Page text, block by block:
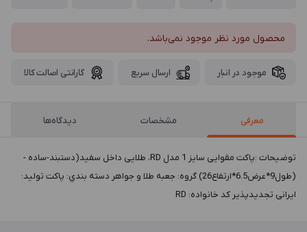
محصول مورد نظر موجود نمی‌باشد.
موجود در انبار ارسال سریع گارانتی اصالت کالا
معرفی مشخصات دیدگاه‌ها
توضيحات :پاکت مقوایی سایز 1 مدل RD، طلایی داخل سفید(دستبند-ساده -
(طول9*عرض6.5*ارتفاع26) گروه: جعبه طلا و جواهر دسته بندي: پاکت توليد:
ایرانی تجدیدپذیر کد خانواده: RD